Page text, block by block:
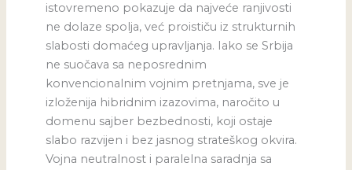
istovremeno pokazuje da najveće ranjivosti
ne dolaze spolja, već proističu iz strukturnih
slabosti domaćeg upravljanja. Iako se Srbija
ne suočava sa neposrednim
konvencionalnim vojnim pretnjama, sve je
izloženija hibridnim izazovima, naročito u
domenu sajber bezbednosti, koji ostaje
slabo razvijen i bez jasnog strateškog okvira.
Vojna neutralnost i paralelna saradnja sa